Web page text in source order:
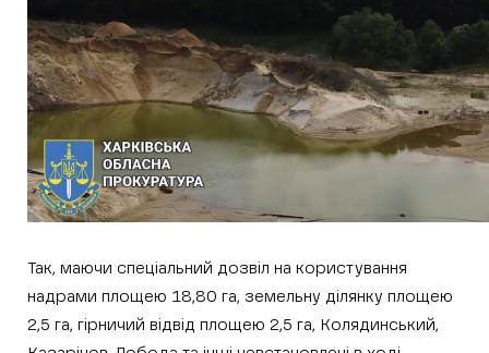
Так, маючи спеціальний дозвіл на користування
надрами площею 18,80 га, земельну ділянку площею
2,5 га, гірничий відвід площею 2,5 га, Колядинський,